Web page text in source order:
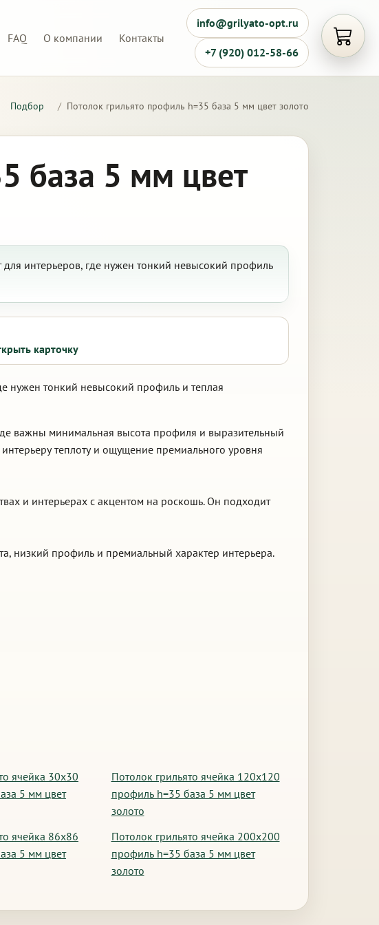
FAQ О компании Контакты
info@grilyato-opt.ru
+7 (920) 012-58-66
Подбор / Потолок грильято профиль h=35 база 5 мм цвет золото
база 5 мм цвет
интерьеров, где нужен тонкий невысокий профиль
карточку
нужен тонкий невысокий профиль и теплая
важны минимальная высота профиля и выразительный
теплоту и ощущение премиального уровня
и интерьерах с акцентом на роскошь. Он подходит
низкий профиль и премиальный характер интерьера.
ячейка 30х30
5 мм цвет
Потолок грильято ячейка 120х120
профиль h=35 база 5 мм цвет
золото
ячейка 86х86
5 мм цвет
Потолок грильято ячейка 200х200
профиль h=35 база 5 мм цвет
золото
Открыть